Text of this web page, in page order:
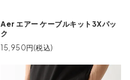
Aer エアー ケーブルキット3Xパッ
ク
15,950円(税込)